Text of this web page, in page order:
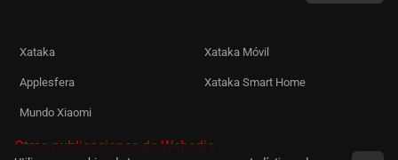
Xataka Xataka Móvil
Applesfera Xataka Smart Home
Mundo Xiaomi
Otras publicaciones de Webedia